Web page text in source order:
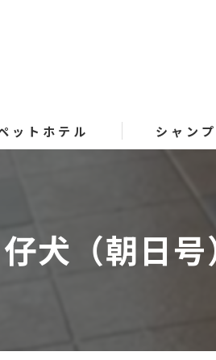
ットホテル シャン
犬（朝日